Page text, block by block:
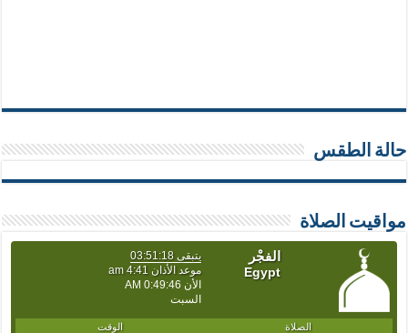
حالة الطقس
مواقيت الصلاة